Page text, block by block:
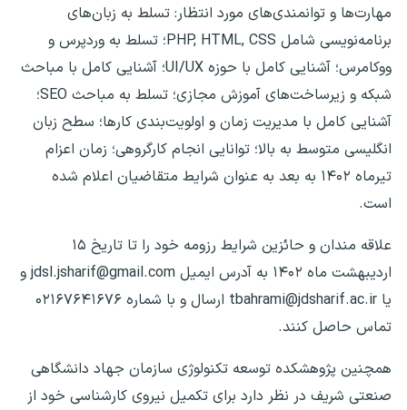
مهارت‌ها و توانمندی‌های مورد انتظار: تسلط به زبان‌های
برنامه‌نویسی شامل PHP, HTML, CSS؛ تسلط به وردپرس و
ووکامرس؛ آشنایی کامل با حوزه UI/UX؛ آشنایی کامل با مباحث
شبکه و زیرساخت‌های آموزش مجازی؛ تسلط به مباحث SEO؛
آشنایی کامل با مدیریت زمان و اولویت‌بندی کارها؛ سطح زبان
انگلیسی متوسط به بالا؛‌ توانایی انجام کارگروهی؛ زمان اعزام
تیرماه ۱۴۰۲ به بعد به عنوان شرایط متقاضیان اعلام شده
است.
علاقه مندان و حائزین شرایط رزومه خود را تا تاریخ ۱۵
اردیبهشت ماه ۱۴۰۲ به آدرس ایمیل jdsl.jsharif@gmail.com و
یا tbahrami@jdsharif.ac.ir ارسال و با شماره ۰۲۱۶۷۶۴۱۶۷۶
تماس حاصل کنند.
همچنین پژوهشکده توسعه تکنولوژی سازمان جهاد دانشگاهی
صنعتی شریف در نظر دارد برای تکمیل نیروی کارشناسی خود از